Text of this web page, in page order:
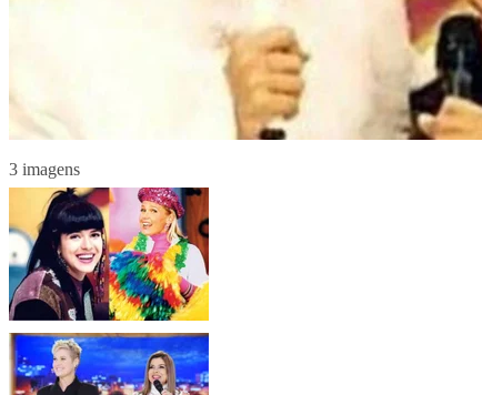
3 imagens